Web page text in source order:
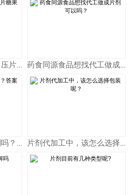
大健康食品代加工中，压片糖果与片剂的区别 药食同源食品想找代工做成片剂可以吗？
大健康食品可以用片剂吗？答案看这篇就够了 片剂代加工中，该怎么选择包装呢？